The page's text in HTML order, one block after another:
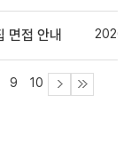
면접 안내
9 10